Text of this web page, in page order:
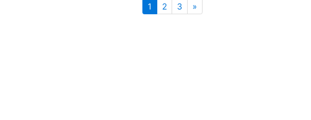
1 (actual)
2 3 »Siguiente